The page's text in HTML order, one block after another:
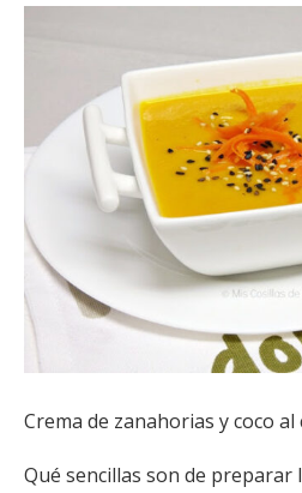
Crema de zanahorias y coco
Qué sencillas son de preparar